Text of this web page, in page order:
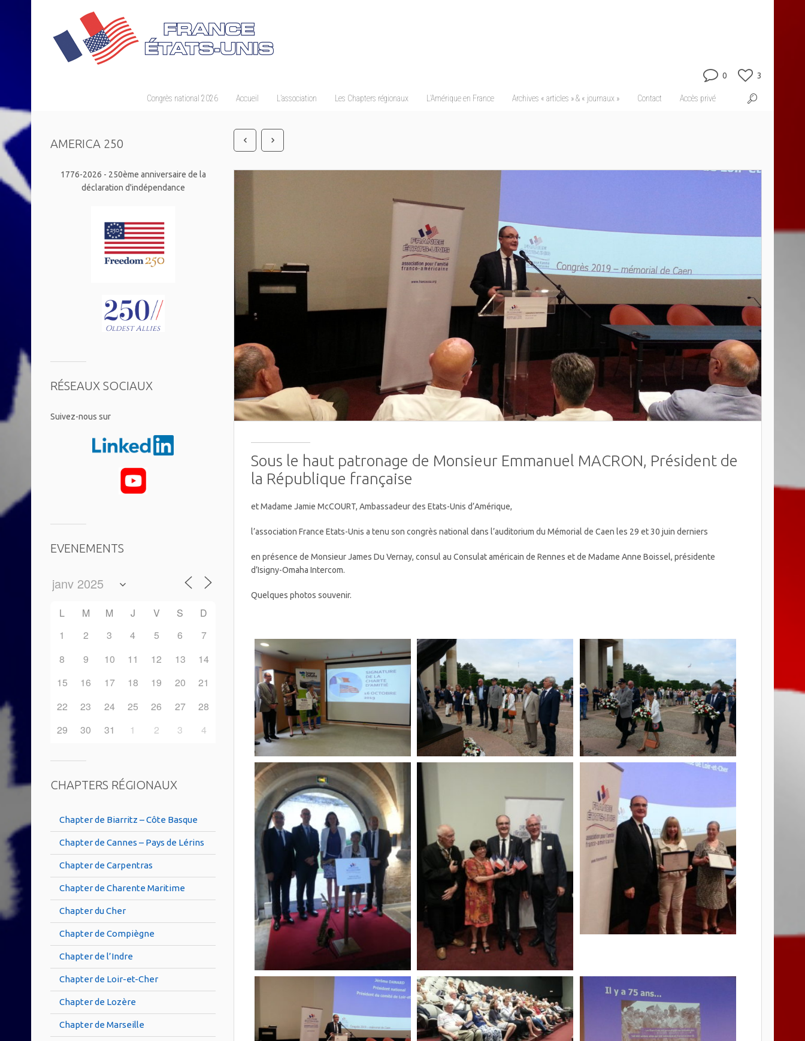
Congrès national 2026 Accueil L’association Les Chapters régionaux L’Amérique en France Archives « articles » & « journaux » Contact Accès privé
0 3
Sous le haut patronage de Monsieur Emmanuel MACRON, Président de
la République française
et Madame Jamie McCOURT, Ambassadeur des Etats-Unis d’Amérique,
l’association France Etats-Unis a tenu son congrès national dans l’auditorium du Mémorial de Caen les 29 et 30 juin derniers
en présence de Monsieur James Du Vernay, consul au Consulat américain de Rennes et de Madame Anne Boissel, présidente
d’Isigny-Omaha Intercom.
Quelques photos souvenir.
AMERICA 250
1776-2026 - 250ème anniversaire de la
déclaration d'indépendance
RÉSEAUX SOCIAUX
​Suivez-nous sur
EVENEMENTS
L M M J V S
D
1
2 3 4 5 6
7
8
9 10 11 12 13
14
15
16 17 18 19 20
21
22
23 24 25 26 27
28
29
30 31 1 2 3 4
CHAPTERS RÉGIONAUX
Chapter de Biarritz – Côte Basque
Chapter de Cannes – Pays de Lérins
Chapter de Carpentras
Chapter de Charente Maritime
Chapter du Cher
Chapter de Compiègne
Chapter de l’Indre
Chapter de Loir-et-Cher
Chapter de Lozère
Chapter de Marseille